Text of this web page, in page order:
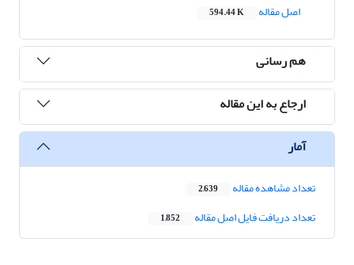
اصل مقاله
594.44 K
هم رسانی
ارجاع به این مقاله
آمار
تعداد مشاهده مقاله 2,639
تعداد دریافت فایل اصل مقاله 1,852